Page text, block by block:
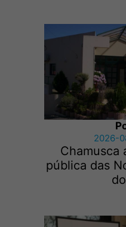
2026-
Chamusca
pública das